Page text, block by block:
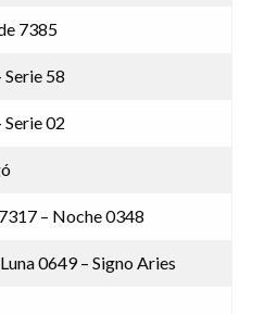
7385
Serie 58
Serie 02
– Noche 0348
0649 – Signo Aries